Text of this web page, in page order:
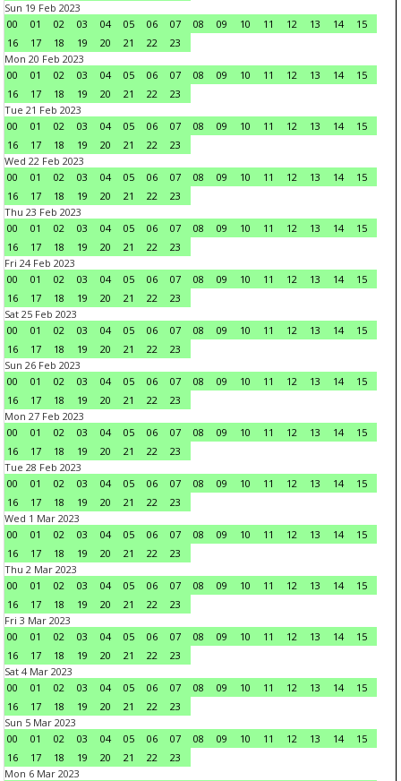
Sun 19 Feb 2023
00
01 02 03 04 05 06 07 08 09 10 11 12 13 14
15
16
17 18 19 20 21 22
23
Mon 20 Feb 2023
00
01 02 03 04 05 06 07 08 09 10 11 12 13 14
15
16
17 18 19 20 21 22
23
Tue 21 Feb 2023
00
01 02 03 04 05 06 07 08 09 10 11 12 13 14
15
16
17 18 19 20 21 22
23
Wed 22 Feb 2023
00
01 02 03 04 05 06 07 08 09 10 11 12 13 14
15
16
17 18 19 20 21 22
23
Thu 23 Feb 2023
00
01 02 03 04 05 06 07 08 09 10 11 12 13 14
15
16
17 18 19 20 21 22
23
Fri 24 Feb 2023
00
01 02 03 04 05 06 07 08 09 10 11 12 13 14
15
16
17 18 19 20 21 22
23
Sat 25 Feb 2023
00
01 02 03 04 05 06 07 08 09 10 11 12 13 14
15
16
17 18 19 20 21 22
23
Sun 26 Feb 2023
00
01 02 03 04 05 06 07 08 09 10 11 12 13 14
15
16
17 18 19 20 21 22
23
Mon 27 Feb 2023
00
01 02 03 04 05 06 07 08 09 10 11 12 13 14
15
16
17 18 19 20 21 22
23
Tue 28 Feb 2023
00
01 02 03 04 05 06 07 08 09 10 11 12 13 14
15
16
17 18 19 20 21 22
23
Wed 1 Mar 2023
00
01 02 03 04 05 06 07 08 09 10 11 12 13 14
15
16
17 18 19 20 21 22
23
Thu 2 Mar 2023
00
01 02 03 04 05 06 07 08 09 10 11 12 13 14
15
16
17 18 19 20 21 22
23
Fri 3 Mar 2023
00
01 02 03 04 05 06 07 08 09 10 11 12 13 14
15
16
17 18 19 20 21 22
23
Sat 4 Mar 2023
00
01 02 03 04 05 06 07 08 09 10 11 12 13 14
15
16
17 18 19 20 21 22
23
Sun 5 Mar 2023
00
01 02 03 04 05 06 07 08 09 10 11 12 13 14
15
16
17 18 19 20 21 22
23
Mon 6 Mar 2023